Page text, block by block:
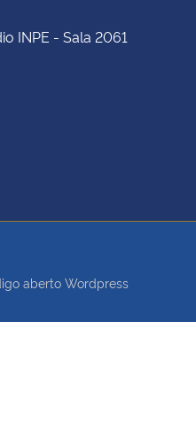
INPE - Sala 2061
aberto Wordpress